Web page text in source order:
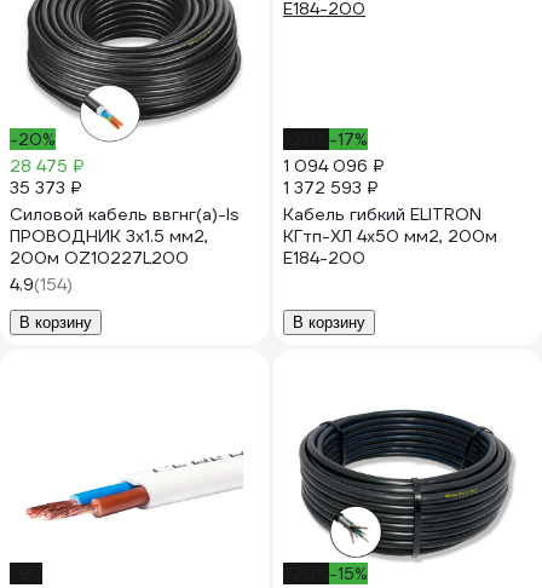
-20%
28 475 ₽
35 373 ₽
Силовой кабель ввгнг(a)-ls
ПРОВОДНИК 3x1.5 мм2,
200м OZ10227L200
4.9(154)
В корзину
-17%
1 094 096 ₽
1 372 593 ₽
Кабель гибкий ELITRON
КГтп-ХЛ 4x50 мм2, 200м
E184-200
В корзину
-15%